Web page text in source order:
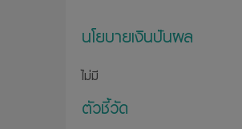
นโยบายเงินปันผล
ไม่มี
ตัวชี้วัด